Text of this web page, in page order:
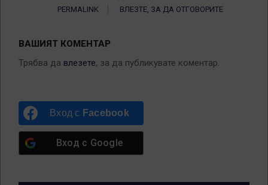
PERMALINK
ВЛЕЗТЕ, ЗА ДА ОТГОВОРИТЕ
ВАШИЯТ КОМЕНТАР
Трябва да влезете, за да публикувате коментар.
Вход с Facebook
Вход с Google